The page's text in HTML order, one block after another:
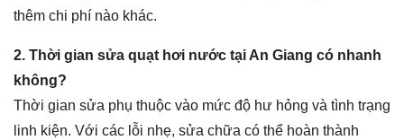
thêm chi phí nào khác.
2. Thời gian sửa quạt hơi nước tại An Giang có nhanh
không?
Thời gian sửa phụ thuộc vào mức độ hư hỏng và tình trạng
linh kiện. Với các lỗi nhẹ, sửa chữa có thể hoàn thành